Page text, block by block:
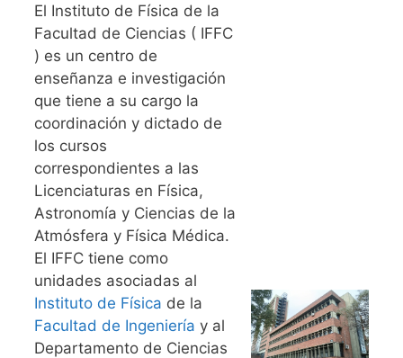
El Instituto de Física de la
Facultad de Ciencias ( IFFC
) es un centro de
enseñanza e investigación
que tiene a su cargo la
coordinación y dictado de
los cursos
correspondientes a las
Licenciaturas en Física,
Astronomía y Ciencias de la
Atmósfera y Física Médica.
El IFFC tiene como
unidades asociadas al
Instituto de Física de la
Facultad de Ingeniería y al
Departamento de Ciencias